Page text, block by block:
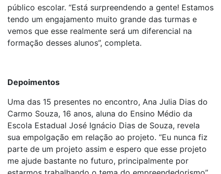
público escolar. “Está surpreendendo a gente! Estamos
tendo um engajamento muito grande das turmas e
vemos que esse realmente será um diferencial na
formação desses alunos”, completa.
Depoimentos
Uma das 15 presentes no encontro, Ana Julia Dias do
Carmo Souza, 16 anos, aluna do Ensino Médio da
Escola Estadual José Ignácio Dias de Souza, revela
sua empolgação em relação ao projeto. “Eu nunca fiz
parte de um projeto assim e espero que esse projeto
me ajude bastante no futuro, principalmente por